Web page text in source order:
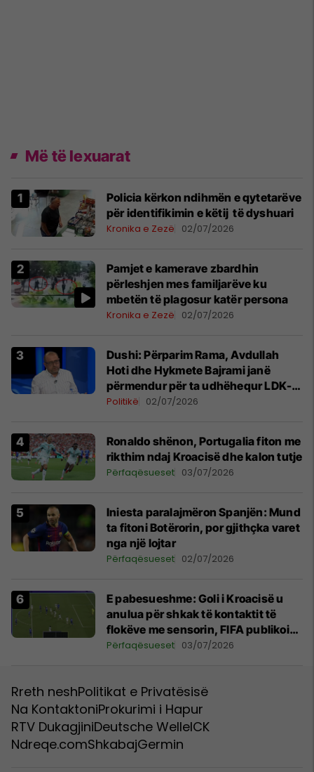
Më të lexuarat
Policia kërkon ndihmën e qytetarëve
për identifikimin e këtij të dyshuari
Kronika e Zezë 02/07/2026
Pamjet e kamerave zbardhin
përleshjen mes familjarëve ku
mbetën të plagosur katër persona
Kronika e Zezë 02/07/2026
Dushi: Përparim Rama, Avdullah
Hoti dhe Hykmete Bajrami janë
përmendur për ta udhëhequr LDK-
në
Politikë 02/07/2026
Ronaldo shënon, Portugalia fiton me
rikthim ndaj Kroacisë dhe kalon tutje
Përfaqësueset 03/07/2026
Iniesta paralajmëron Spanjën: Mund
ta fitoni Botërorin, por gjithçka varet
nga një lojtar
Përfaqësueset 02/07/2026
E pabesueshme: Goli i Kroacisë u
anulua për shkak të kontaktit të
flokëve me sensorin, FIFA publikoi
provat dhe shpjegimet kryesore
Përfaqësueset 03/07/2026
Rreth neshPolitikat e Privatësisë
Na KontaktoniProkurimi i Hapur
RTV DukagjiniDeutsche WelleICK
Ndreqe.comShkabajGermin